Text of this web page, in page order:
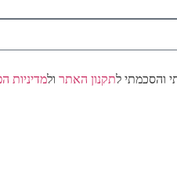
והסכמתי לתקנון האתר ולמדיניות